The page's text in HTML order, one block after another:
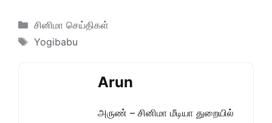
Categories
சினிமா செய்திகள்
Tags
Yogibabu
Arun
அருண் – சினிமா மீடியா துறையில்